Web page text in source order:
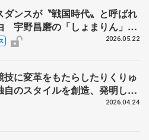
ダンスが〝戦国時代〟と呼ばれ
宇野昌磨の「しょまりん」ら
が相次いで参戦 国内の競争激
2026.05.22
技に変革をもたらしたりくりゅ
のスタイルを創造、発明した
発表後②】
2026.04.24